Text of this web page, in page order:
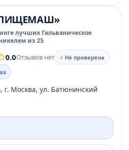
лучших Гальваническое
из 25
0.0Отзывов нет
○ Не проверена
г. Москва, ул. Батюнинский